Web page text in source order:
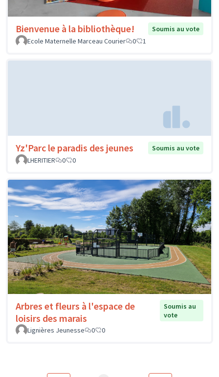
Bienvenue à la bibliothèque!
Soumis au vote
Ecole Maternelle Marceau Courier
0 1
Yz'Parc le paradis des jeunes
Soumis au vote
LHERITIER
0 0
Arbres et fleurs à l'espace de
loisirs des marais
Soumis au
vote
Lignières Jeunesse
0 0